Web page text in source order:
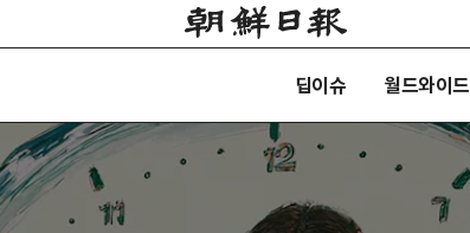
딥이슈 월드와이드